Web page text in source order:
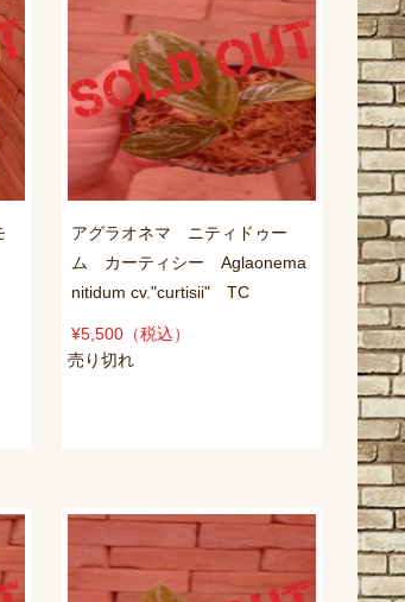
アグラオネマ ニティドゥー
ム カーティシー Aglaonema
nitidum cv."curtisii" TC
¥5,500 （税込）
売り切れ